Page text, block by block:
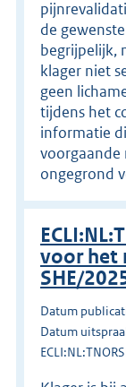
de
begrijpelijk,
klager niet
geen
tijdens het
informatie
voorgaande
ongegrond
voor het
SHE/
Datum
Datum